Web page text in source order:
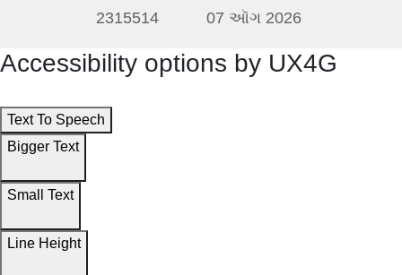
2315514
07 ઑગ 2026
Accessibility options by UX4G
Text To Speech
Bigger Text
Small Text
Line Height